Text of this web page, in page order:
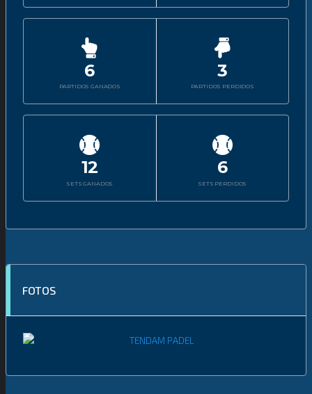
6
PARTIDOS GANADOS
3
PARTIDOS PERDIDOS
12
SETS GANADOS
6
SETS PERDIDOS
FOTOS